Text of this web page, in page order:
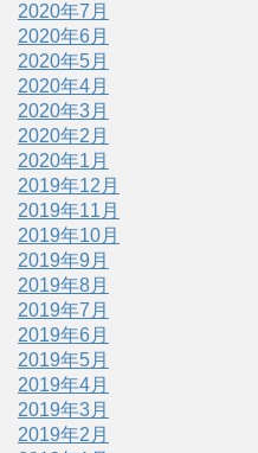
2020年7月
2020年6月
2020年5月
2020年4月
2020年3月
2020年2月
2020年1月
2019年12月
2019年11月
2019年10月
2019年9月
2019年8月
2019年7月
2019年6月
2019年5月
2019年4月
2019年3月
2019年2月